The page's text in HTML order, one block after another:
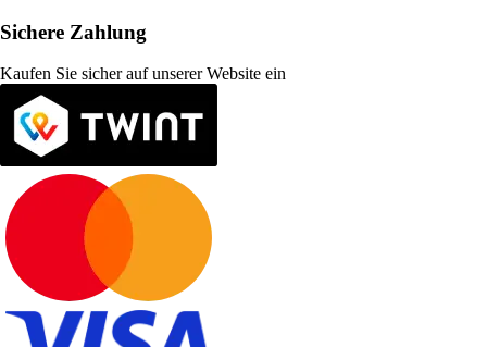
Sichere Zahlung
Kaufen Sie sicher auf unserer Website ein